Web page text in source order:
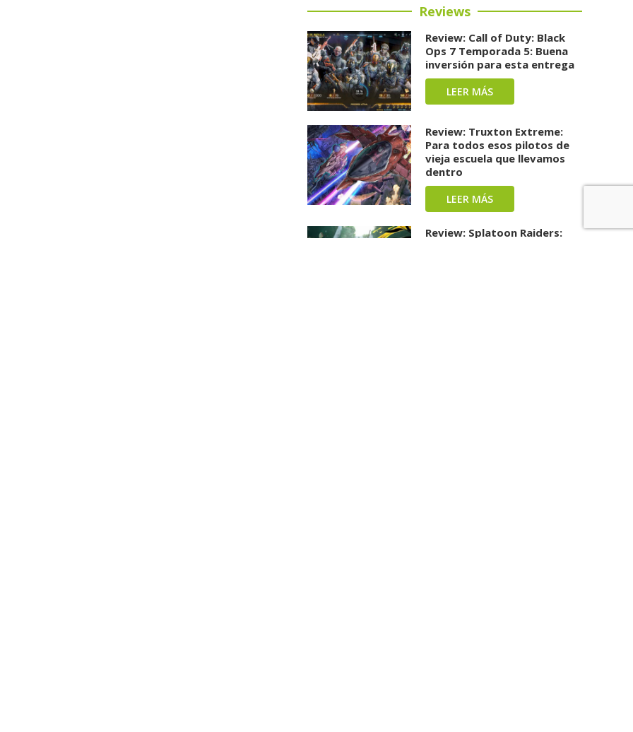
Reviews
Review: Call of Duty: Black
Ops 7 Temporada 5: Buena
inversión para esta entrega
LEER MÁS
Review: Truxton Extreme:
Para todos esos pilotos de
vieja escuela que llevamos
dentro
LEER MÁS
Review: Splatoon Raiders: